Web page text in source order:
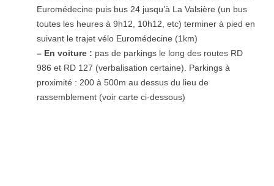
Euromédecine puis bus 24 jusqu’à La Valsière (un bus
toutes les heures à 9h12, 10h12, etc) terminer à pied en
suivant le trajet vélo Euromédecine (1km)
– En voiture : pas de parkings le long des routes RD
986 et RD 127 (verbalisation certaine). Parkings à
proximité : 200 à 500m au dessus du lieu de
rassemblement (voir carte ci-dessous)